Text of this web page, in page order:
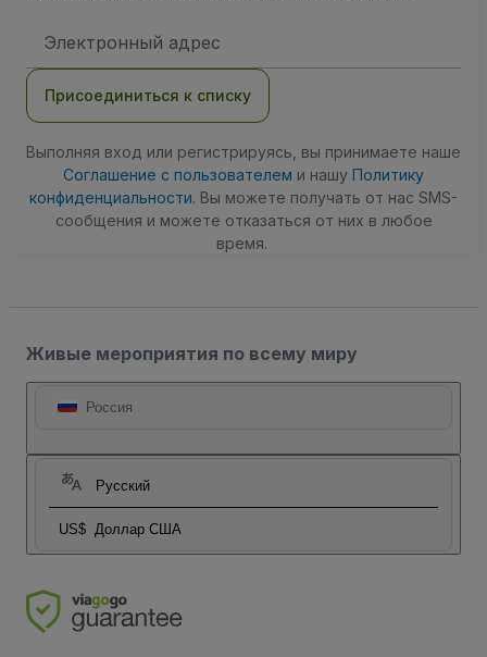
электронной
Присоединиться к списку
Выполняя вход или регистрируясь, вы принимаете наше
Соглашение с пользователем и нашу Политику
конфиденциальности. Вы можете получать от нас SMS-
сообщения и можете отказаться от них в любое
время.
Живые мероприятия по всему миру
Россия
Русский
US$ Доллар США